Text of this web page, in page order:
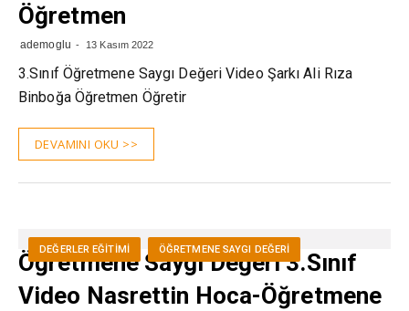
Öğretmen
ademoglu 13 Kasım 2022
3.Sınıf Öğretmene Saygı Değeri Video Şarkı Ali Rıza
Binboğa Öğretmen Öğretir
DEVAMINI OKU >>
DEĞERLER EĞITIMI ÖĞRETMENE SAYGI DEĞERI
Öğretmene Saygı Değeri 3.Sınıf
Video Nasrettin Hoca-Öğretmene